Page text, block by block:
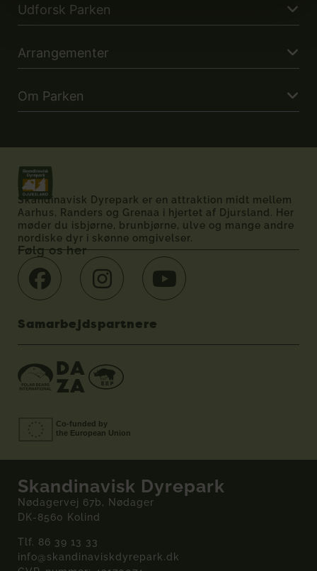
Udforsk Parken
Arrangementer
Om Parken
Skandinavisk Dyrepark er en attraktion midt mellem
Aarhus, Randers og Grenaa i hjertet af Djursland. Her
møder du isbjørne, brunbjørne, ulve og mange andre
nordiske dyr i skønne omgivelser.
Følg os her
Samarbejdspartnere
Skandinavisk Dyrepark
Nødagervej 67b, Nødager
DK-8560 Kolind
Tlf. 86 39 13 33
info@skandinaviskdyrepark.dk